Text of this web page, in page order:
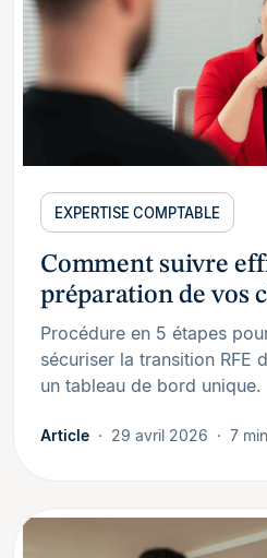
EXPERTISE COMPTABLE
Comment suivre
préparation de vos
Procédure en 5 étapes
sécuriser la transition RFE
un tableau de bord unique.
Article 29 avril 2026 7 min